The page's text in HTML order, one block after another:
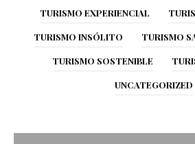
TURISMO EXPERIENCIAL
TURISMO INSÓLITO TURISMO
TURISMO SOSTENIBLE
UNCATEGORIZED